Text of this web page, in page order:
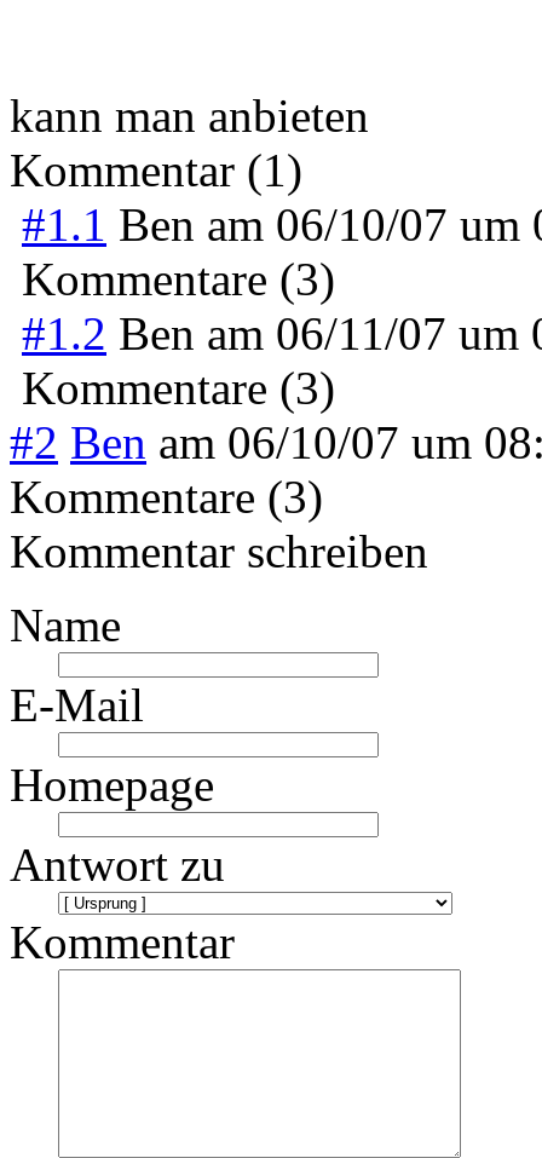
kann man anbieten
Kommentar (1)
#1.1 Ben am 06/10/07 um
Kommentare (3)
#1.2 Ben am 06/11/07 um
Kommentare (3)
#2 Ben am 06/10/07 um
Kommentare (3)
Kommentar schreiben
Name
E-Mail
Homepage
Antwort zu
Kommentar